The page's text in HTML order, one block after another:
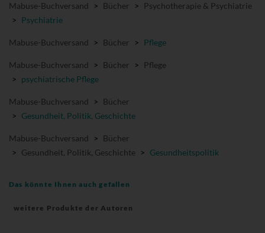
Mabuse-Buchversand > Bücher >
Psychotherapie & Psychiatrie
> Psychiatrie
Mabuse-Buchversand > Bücher > Pflege
Mabuse-Buchversand > Bücher >
Pflege
> psychiatrische Pflege
Mabuse-Buchversand > Bücher
> Gesundheit, Politik, Geschichte
Mabuse-Buchversand > Bücher
> Gesundheit, Politik, Geschichte > Gesundheitspolitik
Das könnte Ihnen auch gefallen
weitere Produkte der Autoren